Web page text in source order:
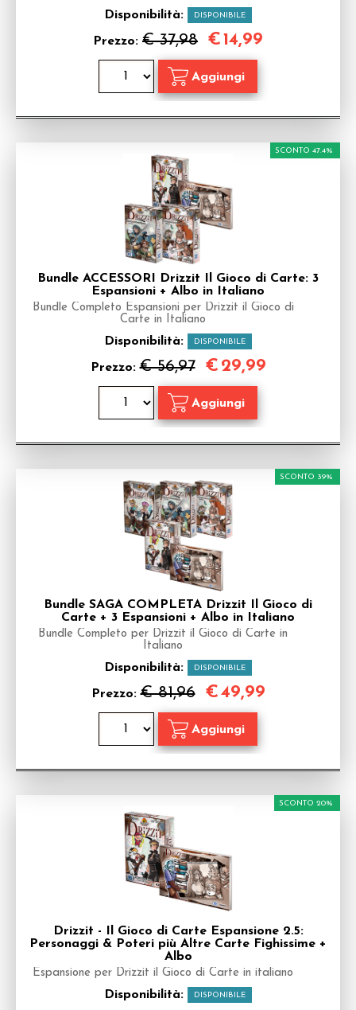
Disponibilità: DISPONIBILE
Prezzo: € 37,98 €14,99
Bundle ACCESSORI Drizzit Il Gioco di Carte: 3
Espansioni + Albo in Italiano
Bundle Completo Espansioni per Drizzit il Gioco di
Carte in Italiano
Disponibilità: DISPONIBILE
Prezzo:€ 56,97
SCONTO 47.4%
€ 29,99
Bundle SAGA COMPLETA Drizzit Il Gioco di
Carte + 3 Espansioni + Albo in Italiano
Bundle Completo per Drizzit il Gioco di Carte in
Italiano
Disponibilità: DISPONIBILE
Prezzo:€ 81,96
SCONTO 39%
€49,99
Drizzit - Il Gioco di Carte Espansione 2.5:
Personaggi & Poteri più Altre Carte Fighissime +
Albo
Espansione per Drizzit il Gioco di Carte in italiano
Disponibilità: DISPONIBILE
SCONTO 20%